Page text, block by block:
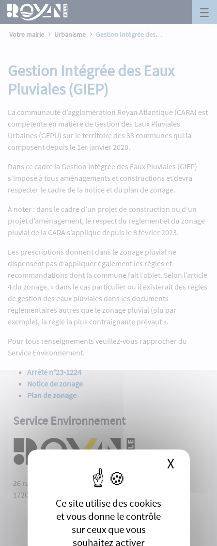
Panneau de gestion des cookies
Ce site utilise des cookies
et vous donne le contrôle
sur ceux que vous
souhaitez activer
X
Saut au contenu principal
Gestion Intégrée des Eaux Pluviales
Votre mairie Urbanisme Gestion Intégrée des Eaux Pluviales (GIEP)
Gestion Intégrée des Eaux
Pluviales (GIEP)
La communauté d’agglomération Royan Atlantique (CARA) est
compétente en matière de Gestion des Eaux Pluviales
Urbaines (GEPU) sur le territoire des 33 communes qui la
composent depuis le 1er janvier 2020.
Dans ce cadre la Gestion Intégrée des Eaux Pluviales (GIEP)
s’impose à tous aménagements et constructions et devra
respecter le cadre de la notice et du plan de zonage.
À noter : dans le cadre d’un projet de construction ou d’un
projet d’aménagement, le respect du règlement et du zonage
pluvial de la CARA s’applique depuis le 8 février 2023.
Les prescriptions donnent dans le zonage pluvial ne
dispensent pas d’appliquer également les règles et
recommandations dont la commune fait l’objet. Selon l’article
4 du zonage, « dans le cas particulier ou il existerait des règles
de gestion des eaux pluviales dans les documents
règlementaires autres que le zonage pluvial (plu par
exemple), la règle la plus contraignante prévaut ».
Pour tous renseignements veuillez-vous rapprocher du
Service Environnement.
Arrêté n°23-1224
Notice de zonage
Plan de zonage
Service Environnement
26 rue Henri Dunant
17200 Royan